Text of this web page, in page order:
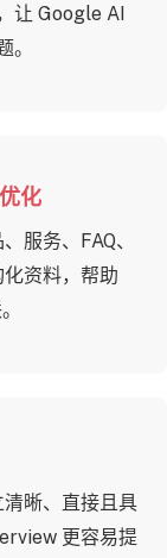
让 Google AI
化
服务、FAQ、
资料，帮助
晰、直接且具
更容易提